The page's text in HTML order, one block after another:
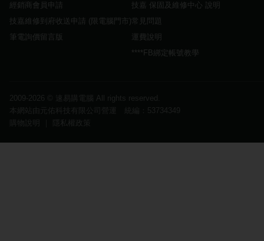
經銷商會員申請
技嘉維修到府收送申請 (限電腦門市)
筆電詢價留言版
技嘉 保固及維修中心 說明
常見問題
運費說明
****FB綁定帳號教學